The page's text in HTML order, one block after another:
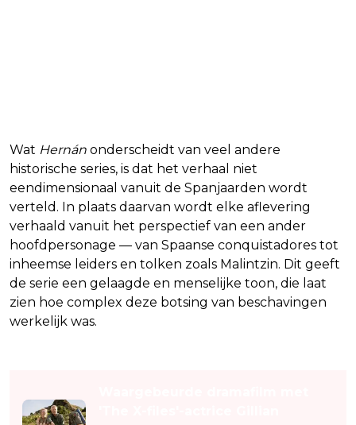
Wat Hernán onderscheidt van veel andere
historische series, is dat het verhaal niet
eendimensionaal vanuit de Spanjaarden wordt
verteld. In plaats daarvan wordt elke aflevering
verhaald vanuit het perspectief van een ander
hoofdpersonage — van Spaanse conquistadores tot
inheemse leiders en tolken zoals Malintzin. Dit geeft
de serie een gelaagde en menselijke toon, die laat
zien hoe complex deze botsing van beschavingen
werkelijk was.